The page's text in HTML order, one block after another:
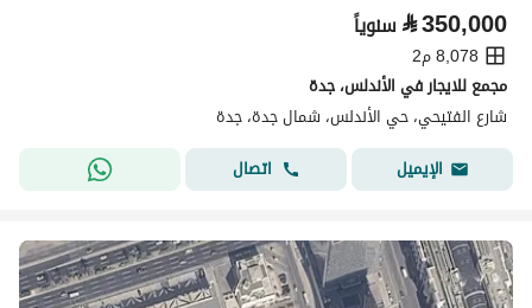
⃁350,000 سنوياً
8,078 م2
مجمع للايجار في الأندلس، جدة
شارع الفتيحي، حي الأندلس، شمال جدة، جدة
الإيميل
اتصال